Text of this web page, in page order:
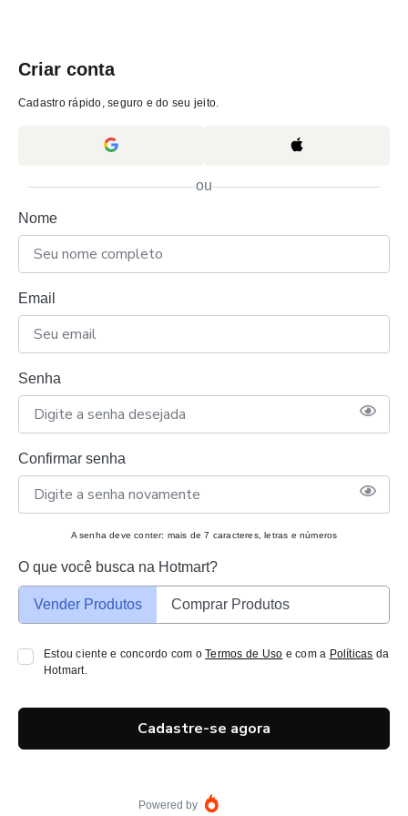
Criar conta
Cadastro rápido, seguro e do seu jeito.
ou
Nome
Email
Senha
Confirmar senha
A senha deve conter: mais de 7 caracteres, letras e números
O que você busca na Hotmart?
Vender Produtos Comprar Produtos
Estou ciente e concordo com oTermos de Uso e com a Políticas da
Hotmart.
Cadastre-se agora
Powered by